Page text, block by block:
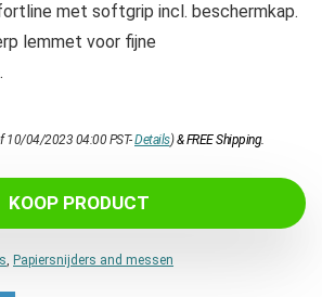
met softgrip incl. beschermkap.
lemmet voor fijne
10/04/2023 04:00 PST-Details)&FREE Shipping.
KOOP PRODUCT
, Papiersnijders and messen